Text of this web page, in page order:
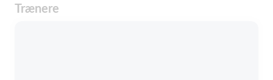
Trænere